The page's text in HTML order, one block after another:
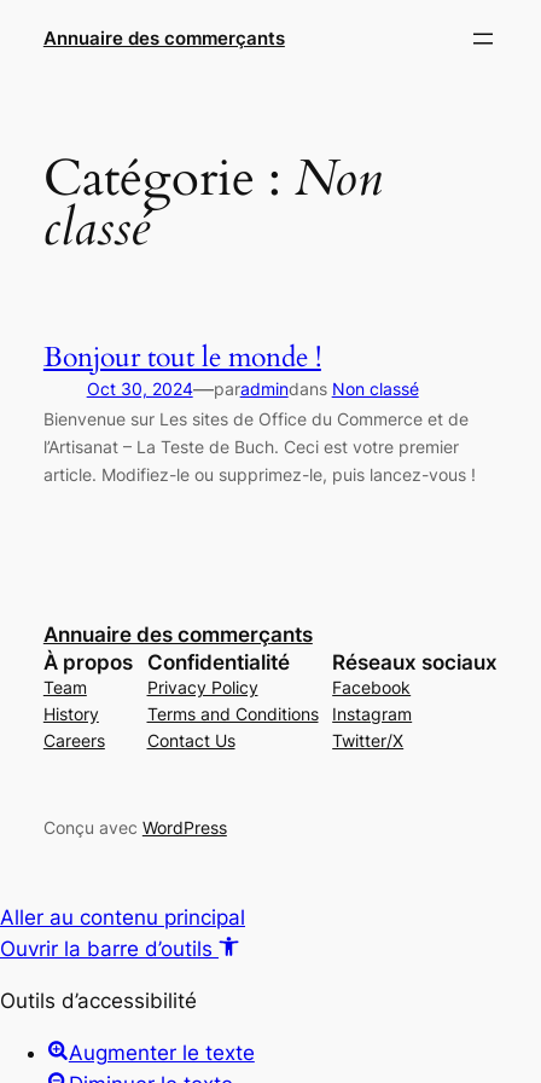
Annuaire des commerçants
Catégorie : Non
classé
Bonjour tout le monde !
Oct 30, 2024—paradmindans Non classé
Bienvenue sur Les sites de Office du Commerce et de
l’Artisanat – La Teste de Buch. Ceci est votre premier
article. Modifiez-le ou supprimez-le, puis lancez-vous !
Annuaire des commerçants
À propos
Team
History
Careers
Confidentialité
Privacy Policy
Terms and Conditions
Contact Us
Réseaux sociaux
Facebook
Instagram
Twitter/X
Conçu avec WordPress
Aller au contenu principal
Ouvrir la barre d’outils
Outils d’accessibilité
Augmenter le texte